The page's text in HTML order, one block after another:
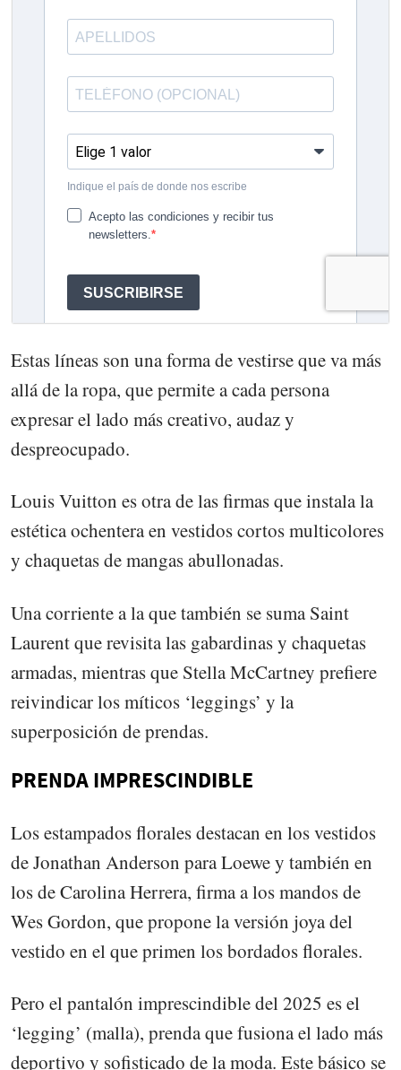
Estas líneas son una forma de vestirse que va más
allá de la ropa, que permite a cada persona
expresar el lado más creativo, audaz y
despreocupado.
Louis Vuitton es otra de las firmas que instala la
estética ochentera en vestidos cortos multicolores
y chaquetas de mangas abullonadas.
Una corriente a la que también se suma Saint
Laurent que revisita las gabardinas y chaquetas
armadas, mientras que Stella McCartney prefiere
reivindicar los míticos ‘leggings’ y la
superposición de prendas.
PRENDA IMPRESCINDIBLE
Los estampados florales destacan en los vestidos
de Jonathan Anderson para Loewe y también en
los de Carolina Herrera, firma a los mandos de
Wes Gordon, que propone la versión joya del
vestido en el que primen los bordados florales.
Pero el pantalón imprescindible del 2025 es el
‘legging’ (malla), prenda que fusiona el lado más
deportivo y sofisticado de la moda. Este básico se